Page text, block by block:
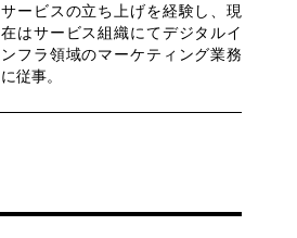
サービスの立ち上げを経験し、現
在はサービス組織にてデジタルイ
ンフラ領域のマーケティング業務
に従事。